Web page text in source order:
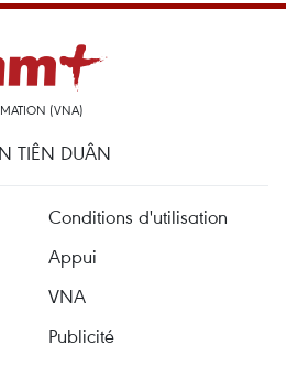
(VNA)
TIÊN DUÂN
Conditions d'utilisation
Appui
VNA
Publicité